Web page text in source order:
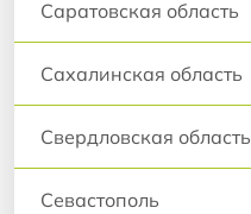
Саратовская область
Сахалинская область
Свердловская область
Севастополь